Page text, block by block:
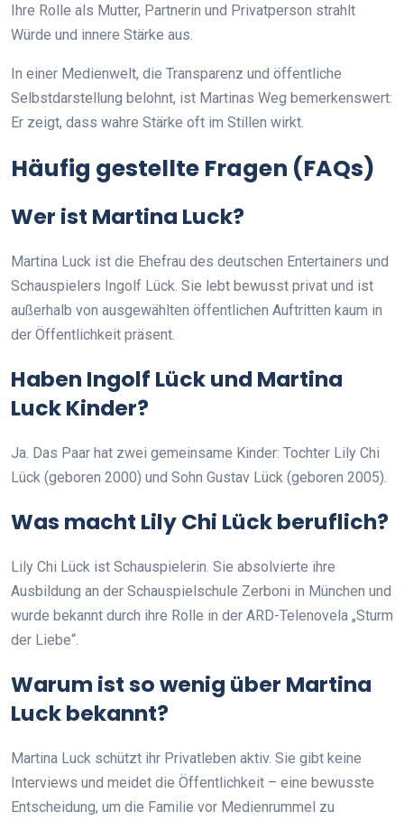
Ihre Rolle als Mutter, Partnerin und Privatperson strahlt
Würde und innere Stärke aus.
In einer Medienwelt, die Transparenz und öffentliche
Selbstdarstellung belohnt, ist Martinas Weg bemerkenswert:
Er zeigt, dass wahre Stärke oft im Stillen wirkt.
Häufig gestellte Fragen (FAQs)
Wer ist Martina Luck?
Martina Luck ist die Ehefrau des deutschen Entertainers und
Schauspielers Ingolf Lück. Sie lebt bewusst privat und ist
außerhalb von ausgewählten öffentlichen Auftritten kaum in
der Öffentlichkeit präsent.
Haben Ingolf Lück und Martina
Luck Kinder?
Ja. Das Paar hat zwei gemeinsame Kinder: Tochter Lily Chi
Lück (geboren 2000) und Sohn Gustav Lück (geboren 2005).
Was macht Lily Chi Lück beruflich?
Lily Chi Lück ist Schauspielerin. Sie absolvierte ihre
Ausbildung an der Schauspielschule Zerboni in München und
wurde bekannt durch ihre Rolle in der ARD-Telenovela „Sturm
der Liebe“.
Warum ist so wenig über Martina
Luck bekannt?
Martina Luck schützt ihr Privatleben aktiv. Sie gibt keine
Interviews und meidet die Öffentlichkeit – eine bewusste
Entscheidung, um die Familie vor Medienrummel zu